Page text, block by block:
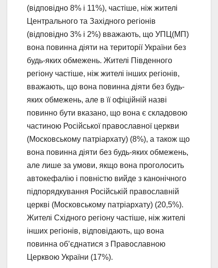
(відповідно 8% і 11%), частіше, ніж жителі
Центрального та Західного регіонів
(відповідно 3% і 2%) вважають, що УПЦ(МП)
вона повинна діяти на території України без
будь-яких обмежень. Жителі Південного
регіону частіше, ніж жителі інших регіонів,
вважають, що вона повинна діяти без будь-
яких обмежень, але в її офіційній назві
повинно бути вказано, що вона є складовою
частиною Російської православної церкви
(Московському патріархату) (8%), а також що
вона повинна діяти без будь-яких обмежень,
але лише за умови, якщо вона проголосить
автокефалію і повністю вийде з канонічного
підпорядкування Російській православній
церкві (Московському патріархату) (20,5%).
Жителі Східного регіону частіше, ніж жителі
інших регіонів, відповідають, що вона
повинна об’єднатися з Православною
Церквою України (17%).